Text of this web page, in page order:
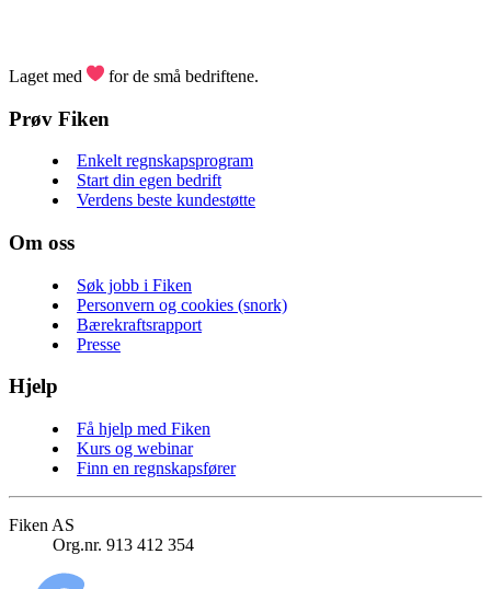
Laget med for de små bedriftene.
Prøv Fiken
Enkelt regnskapsprogram
Start din egen bedrift
Verdens beste kundestøtte
Om oss
Søk jobb i Fiken
Personvern og cookies (snork)
Bærekraftsrapport
Presse
Hjelp
Få hjelp med Fiken
Kurs og webinar
Finn en regnskapsfører
Fiken AS
Org.nr. 913 412 354